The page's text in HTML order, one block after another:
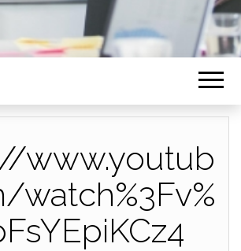
www.youtub
watch%3Fv%